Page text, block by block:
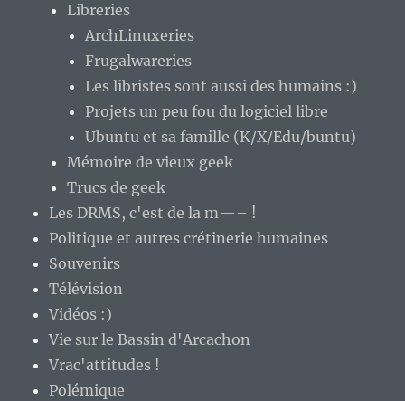
Libreries
ArchLinuxeries
Frugalwareries
Les libristes sont aussi des humains :)
Projets un peu fou du logiciel libre
Ubuntu et sa famille (K/X/Edu/buntu)
Mémoire de vieux geek
Trucs de geek
Les DRMS, c'est de la m—– !
Politique et autres crétinerie humaines
Souvenirs
Télévision
Vidéos :)
Vie sur le Bassin d'Arcachon
Vrac'attitudes !
Polémique